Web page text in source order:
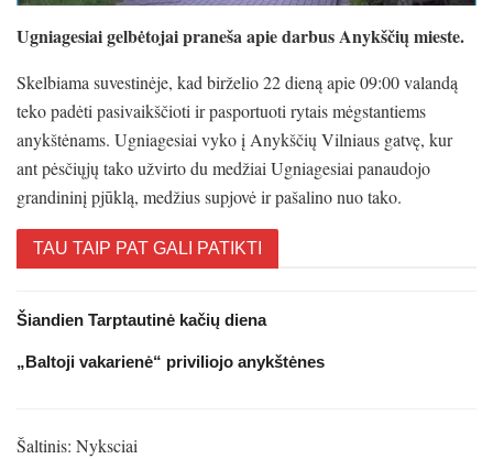
Ugniagesiai gelbėtojai praneša apie darbus Anykščių mieste.
Skelbiama suvestinėje, kad birželio 22 dieną apie 09:00 valandą
teko padėti pasivaikščioti ir pasportuoti rytais mėgstantiems
anykštėnams. Ugniagesiai vyko į Anykščių Vilniaus gatvę, kur
ant pėsčiųjų tako užvirto du medžiai Ugniagesiai panaudojo
grandininį pjūklą, medžius supjovė ir pašalino nuo tako.
TAU TAIP PAT GALI PATIKTI
Šiandien Tarptautinė kačių diena
„Baltoji vakarienė“ priviliojo anykštėnes
Šaltinis: Nyksciai